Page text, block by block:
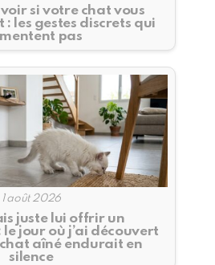
si votre chat vous
les gestes discrets qui
pas
1 août 2026
juste lui offrir un
jour où j’ai découvert
aîné endurait en
silence